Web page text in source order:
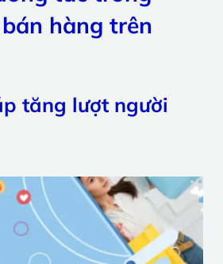
hàng trên
tăng lượt người